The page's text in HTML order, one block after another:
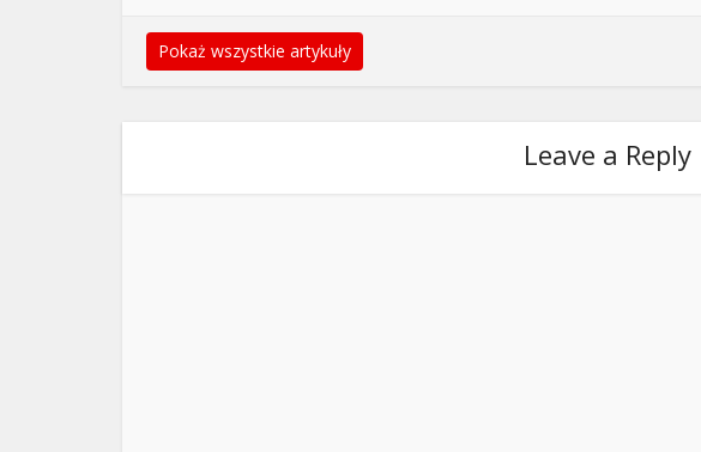
Pokaż wszystkie artykuły
Leave a Reply